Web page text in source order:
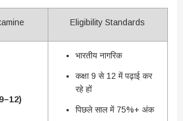
Eligibility Standards
भारतीय नागरिक
कक्षा 9 से 12 में पढ़ाई कर
रहे हों
पिछले साल में 75%+ अंक